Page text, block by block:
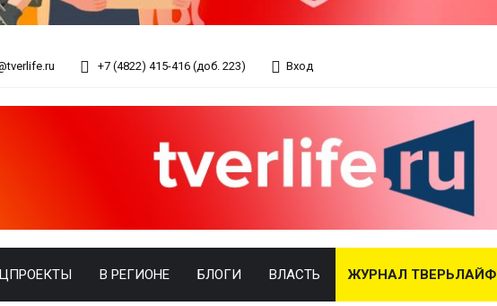
+7 (4822) 415-416 (доб. 223) Вход
В РЕГИОНЕ БЛОГИ ВЛАСТЬ ЖУРНАЛ ТВЕРЬЛАЙФ